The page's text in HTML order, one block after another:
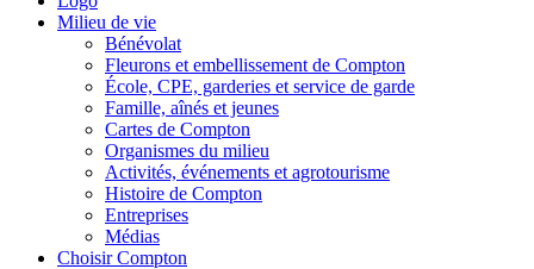
Milieu de vie
Bénévolat
Fleurons et embellissement de Compton
École, CPE, garderies et service de garde
Famille, aînés et jeunes
Cartes de Compton
Organismes du milieu
Activités, événements et agrotourisme
Histoire de Compton
Entreprises
Médias
Choisir Compton